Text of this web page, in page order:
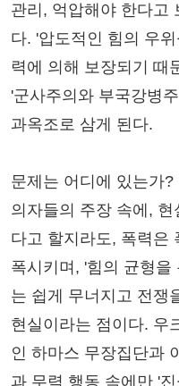
관리, 억압해야 한다고
다. '압도적인 힘의 우
력에 의해 보장되기 때
'군사주의와 부국강병
과옥조로 삼게 된다.
문제는 어디에 있는가
의자들의 주장 속에,
다고 할지라도, 폭력은
폭시키며, '힘의 균형을
는 쉽게 무너지고 전쟁
현실이라는 점이다. 우
인 하마스 무장집단과
과 무력 행동 속에만 '